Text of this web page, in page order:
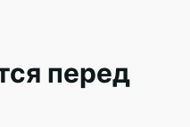
перед